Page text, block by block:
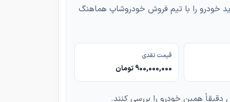
خودرو را با تیم فروش خودروشاپ هماهنگ
قیمت نقدی
900,000,000 تومان
دقیقاً همین خودرو را بررسی کنند.